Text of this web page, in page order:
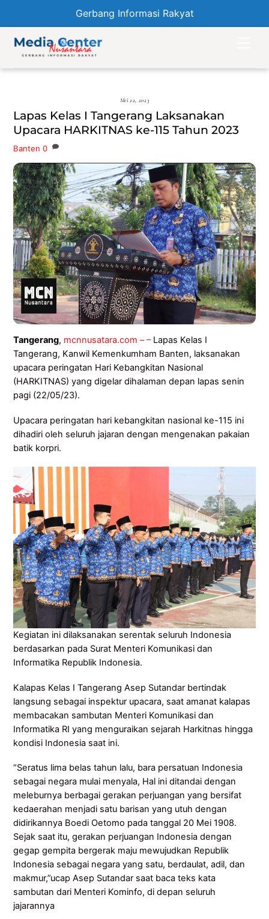
Gerbang Informasi Rakyat
content
Mei 22, 2023
Lapas Kelas I Tangerang Laksanakan
Upacara HARKITNAS ke-115 Tahun 2023
Banten 0
Tangerang, mcnnusatara.com – – Lapas Kelas I
Tangerang, Kanwil Kemenkumham Banten, laksanakan
upacara peringatan Hari Kebangkitan Nasional
(HARKITNAS) yang digelar dihalaman depan lapas senin
pagi (22/05/23).
Upacara peringatan hari kebangkitan nasional ke-115 ini
dihadiri oleh seluruh jajaran dengan mengenakan pakaian
batik korpri.
Kegiatan ini dilaksanakan serentak seluruh Indonesia
berdasarkan pada Surat Menteri Komunikasi dan
Informatika Republik Indonesia.
Kalapas Kelas I Tangerang Asep Sutandar bertindak
langsung sebagai inspektur upacara, saat amanat kalapas
membacakan sambutan Menteri Komunikasi dan
Informatika RI yang menguraikan sejarah Harkitnas hingga
kondisi Indonesia saat ini.
“Seratus lima belas tahun lalu, bara persatuan Indonesia
sebagai negara mulai menyala, Hal ini ditandai dengan
meleburnya berbagai gerakan perjuangan yang bersifat
kedaerahan menjadi satu barisan yang utuh dengan
didirikannya Boedi Oetomo pada tanggal 20 Mei 1908.
Sejak saat itu, gerakan perjuangan Indonesia dengan
gegap gempita bergerak maju mewujudkan Republik
Indonesia sebagai negara yang satu, berdaulat, adil, dan
makmur,”ucap Asep Sutandar saat baca teks kata
sambutan dari Menteri Kominfo, di depan seluruh
jajarannya